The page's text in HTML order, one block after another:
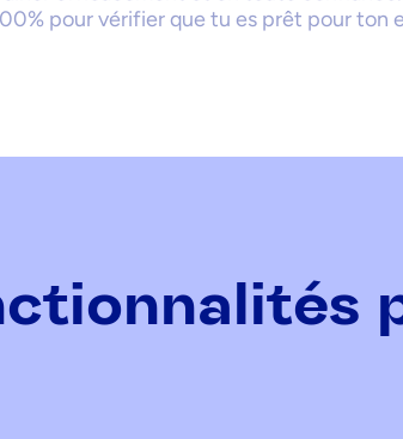
pour vérifier que tu es prêt pour ton